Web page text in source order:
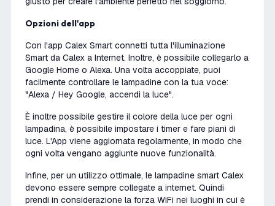
Opzioni dell'app
Con l'app Calex Smart connetti tutta l'illuminazione
Smart da Calex a Internet. Inoltre, è possibile collegarlo a
Google Home o Alexa. Una volta accoppiate, puoi
facilmente controllare le lampadine con la tua voce:
"Alexa / Hey Google, accendi la luce".
È inoltre possibile gestire il colore della luce per ogni
lampadina, è possibile impostare i timer e fare piani di
luce. L'App viene aggiornata regolarmente, in modo che
ogni volta vengano aggiunte nuove funzionalità.
Infine, per un utilizzo ottimale, le lampadine smart Calex
devono essere sempre collegate a internet. Quindi
prendi in considerazione la forza WiFi nei luoghi in cui è